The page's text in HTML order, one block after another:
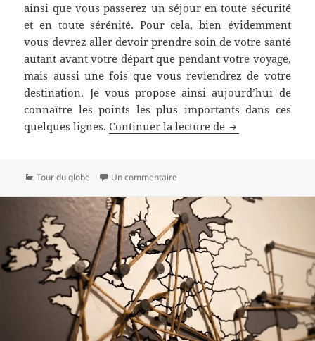
ainsi que vous passerez un séjour en toute sécurité
et en toute sérénité. Pour cela, bien évidemment
vous devrez aller devoir prendre soin de votre santé
autant avant votre départ que pendant votre voyage,
mais aussi une fois que vous reviendrez de votre
destination. Je vous propose ainsi aujourd’hui de
connaître les points les plus importants dans ces
quelques lignes.Continuer la lecture de Prenez garde à
Catégories
Tour du globe Un commentaire